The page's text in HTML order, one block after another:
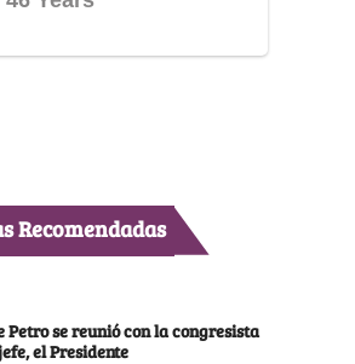
Recomendadas
Petro se reunió con la congresista
el Presidente